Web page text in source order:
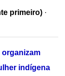
primeiro) ·
organizam
indígena